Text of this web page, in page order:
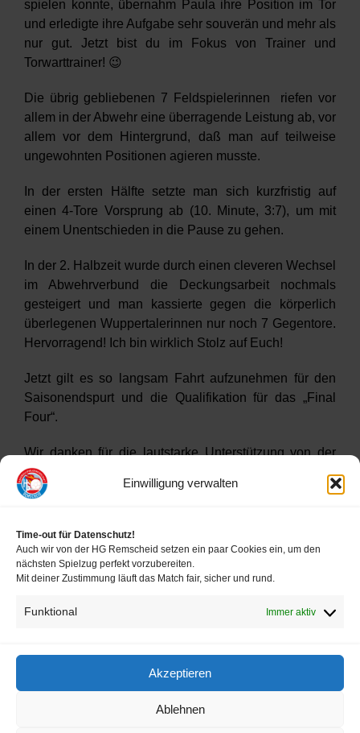
Einwilligung verwalten
Time-out für Datenschutz!
Auch wir von der HG Remscheid setzen ein paar Cookies ein, um den
nächsten Spielzug perfekt vorzubereiten.
Mit deiner Zustimmung läuft das Match fair, sicher und rund.
Funktional Immer aktiv
Akzeptieren
Ablehnen
spielen konnte, übernahm Paula ihre Position im Tor
und erledigte ihre Aufgabe sehr souverän und mehr als
nur gut. Jetzt bist du im Fokus von Trainer und
Torwarttrainer! 😉
Die übrig gebliebenen 7 Feldspielerinnen riefen vor
allem in der Abwehr eine überragende Leistung ab, vor
allem vor dem Hintergrund, daß man auf teilweise
ungewohnten Positionen agieren musste.
In der ersten Hälfte setzte man sich kurzfristig auf
einen 4-Tore Vorsprung ab (10. Minute, 3:7), um mit
einem Unentschieden in die Pause zu gehen.
In der 2. Halbzeit wurde durch einen cleveren Wechsel
im Abwehrverbund die Deckungsarbeit nochmals
gesteigert und man kassierte gegen die körperlich
überlegenen Wuppertalerinnen nur noch 7 Gegentore.
Hervorragend! Ich bin wirklich Stolz auf Euch!
Jetzt gilt es so langsam Fahrt aufzunehmen für den
Saisonendspurt und die Qualifikation für das „Final
Four“.
Wir danken für die lautstarke Unterstützung von der
Tribüne und freuen uns auf unser Heimspiel am
kommenden Samstag gegen Wülfrath.
Impressum